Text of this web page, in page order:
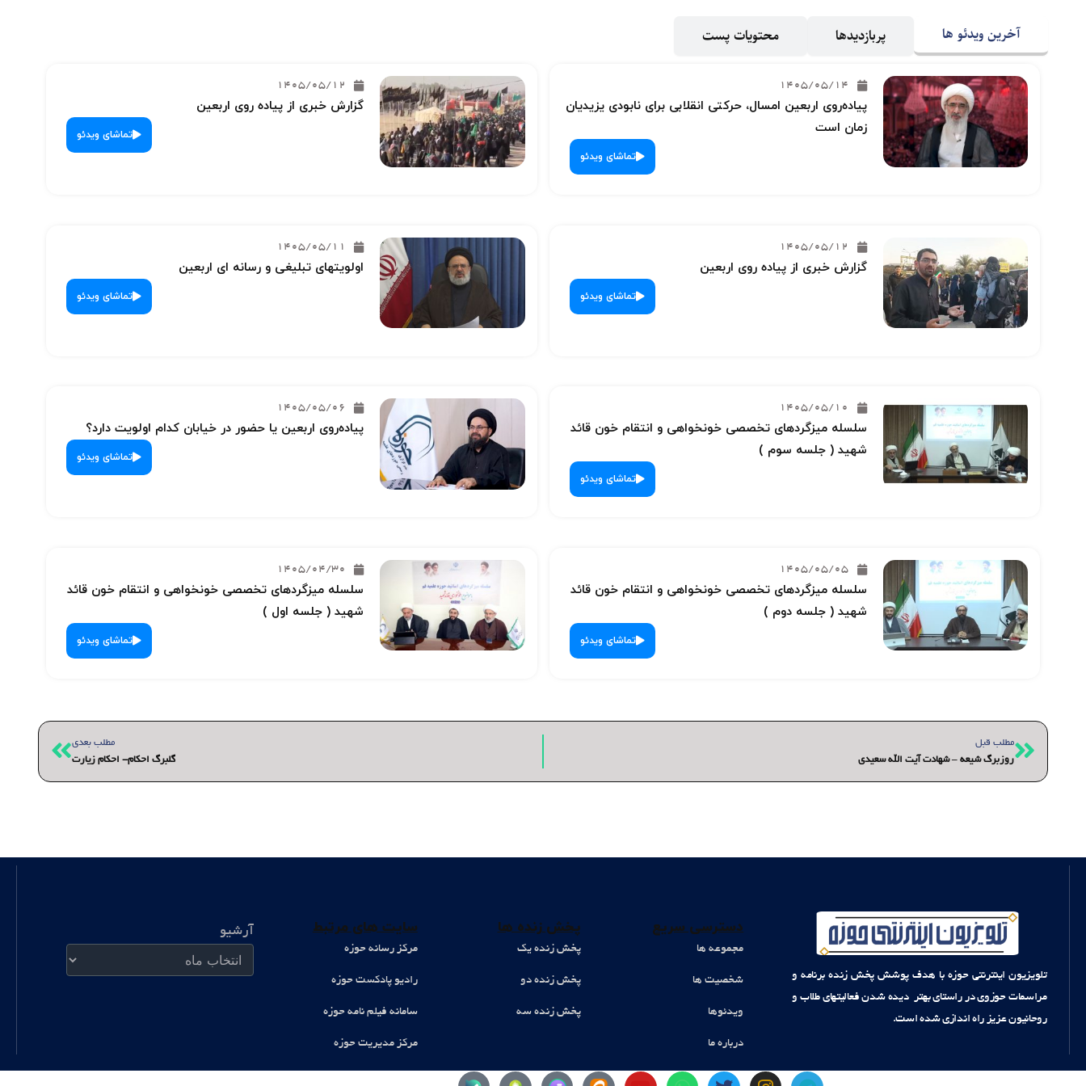
آخرین ویدئو ها پربازدیدها محتویات پست
1405/05/14
پیاده‌روی اربعین امسال، حرکتی انقلابی برای نابودی یزیدیان
زمان است
تماشای ویدئو
1405/05/12
گزارش خبری از پیاده روی اربعین
تماشای ویدئو
1405/05/12
گزارش خبری از پیاده روی اربعین
تماشای ویدئو
1405/05/11
اولویتهای تبلیغی و رسانه ای اربعین
تماشای ویدئو
1405/05/10
سلسله میزگردهای تخصصی خونخواهی و انتقام خون قائد
شهید ( جلسه سوم )
تماشای ویدئو
1405/05/06
پیاده‌روی اربعین یا حضور در خیابان کدام اولویت دارد؟
تماشای ویدئو
1405/05/05
سلسله میزگردهای تخصصی خونخواهی و انتقام خون قائد
شهید ( جلسه دوم )
تماشای ویدئو
1405/04/30
سلسله میزگردهای تخصصی خونخواهی و انتقام خون قائد
شهید ( جلسه اول )
تماشای ویدئو
قبلیمطلب قبل
روزبرگ شیعه – شهادت آیت الله سعیدی
مطلب بعدی
گلبرگ احکام- احکام زیارت
بعدی
تلویزیون اینترنتی حوزه با هدف پوشش پخش زنده برنامه و
مراسمات حوزوی در راستای بهتر دیده شدن فعالیتهای طلاب و
روحانیون عزیز راه اندازی شده است.
دسترسی سریع
مجموعه ها
شخصیت ها
ویدئوها
درباره ما
پخش زنده ها
پخش زنده یک
پخش زنده دو
پخش زنده سه
سایت های مرتبط
مرکز رسانه حوزه
رادیو پادکست حوزه
سامانه فیلم نامه حوزه
مرکز مدیریت حوزه
آرشیو
آرشیو
T
I
T
W
Y